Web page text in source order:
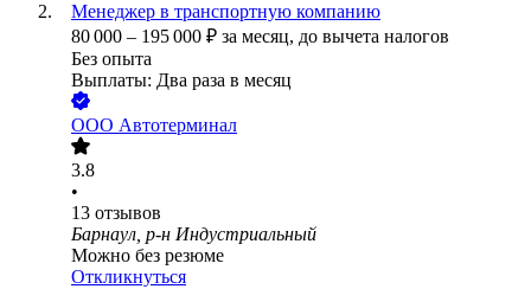
Менеджер в транспортную компанию
80 000 – 195 000 ₽ за месяц, до вычета налогов
Без опыта
Выплаты: Два раза в месяц
ООО Автотерминал
3.8
•
13 отзывов
Барнаул, р-н Индустриальный
Можно без резюме
Откликнуться